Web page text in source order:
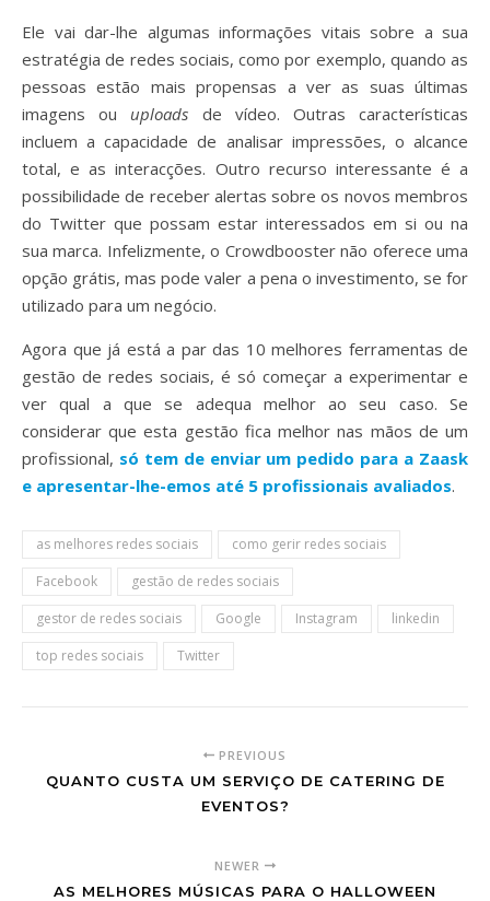
Ele vai dar-lhe algumas informações vitais sobre a sua
estratégia de redes sociais, como por exemplo, quando as
pessoas estão mais propensas a ver as suas últimas
imagens ou uploads de vídeo. Outras características
incluem a capacidade de analisar impressões, o alcance
total, e as interacções. Outro recurso interessante é a
possibilidade de receber alertas sobre os novos membros
do Twitter que possam estar interessados ​​em si ou na
sua marca. Infelizmente, o Crowdbooster não oferece uma
opção grátis, mas pode valer a pena o investimento, se for
utilizado para um negócio.
Agora que já está a par das 10 melhores ferramentas de
gestão de redes sociais, é só começar a experimentar e
ver qual a que se adequa melhor ao seu caso. Se
considerar que esta gestão fica melhor nas mãos de um
profissional, só tem de enviar um pedido para a Zaask
e apresentar-lhe-emos até 5 profissionais avaliados.
as melhores redes sociais
como gerir redes sociais
Facebook
gestão de redes sociais
gestor de redes sociais
Google Instagram
linkedin
top redes sociais
Twitter
PREVIOUS
QUANTO CUSTA UM SERVIÇO DE CATERING DE
EVENTOS?
NEWER
AS MELHORES MÚSICAS PARA O HALLOWEEN